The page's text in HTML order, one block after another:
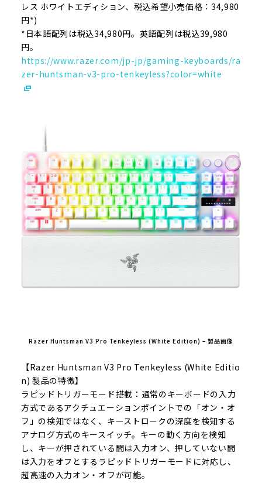
レス ホワイトエディション、税込希望小売価格：34,980
円*)
*日本語配列は税込34,980円。英語配列は税込39,980
円。
https://www.razer.com/jp-jp/gaming-keyboards/ra
zer-huntsman-v3-pro-tenkeyless?color=white
Razer Huntsman V3 Pro Tenkeyless (White Edition) – 製品画像
【Razer Huntsman V3 Pro Tenkeyless (White Editio
n) 製品の特徴】
ラピッドトリガーモード搭載：通常のキーボードの入力
方式であるアクチュエーションポイントでの「オン・オ
フ」の検知ではなく、キーストロークの深度を検知する
アナログ方式のキースイッチ。キーの動く方向を検知
し、キーが押されている間は入力オン、押していない間
は入力をオフとするラピッドトリガーモードに対応し、
超高速の入力オン・オフが可能。